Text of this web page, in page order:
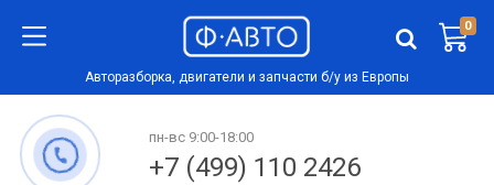
0
Авторазборка, двигатели и запчасти б/у из Европы
пн-вс 9:00-18:00
+7 (499) 110 2426